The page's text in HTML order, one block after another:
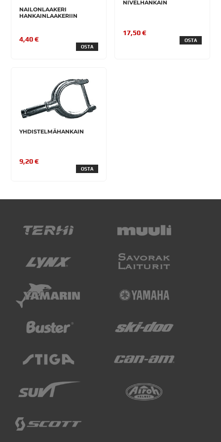
NAILONLAAKERI
HANKAINLAAKERIIN
4,40 €
OSTA
NIVELHANKAIN
17,50 €
OSTA
YHDISTELMÄHANKAIN
9,20 €
OSTA